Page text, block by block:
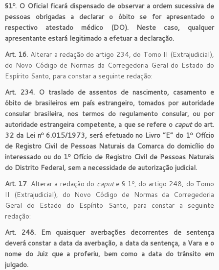
§1º. O Oficial ficará dispensado de observar a ordem sucessiva de
pessoas obrigadas a declarar o óbito se for apresentado o
respectivo atestado médico (DO). Neste caso, qualquer
apresentante estará legitimado a efetuar a declaração.
Art. 16. Alterar a redação do artigo 234, do Tomo II (Extrajudicial),
do Novo Código de Normas da Corregedoria Geral do Estado do
Espírito Santo, para constar a seguinte redação:
Art. 234. O traslado de assentos de nascimento, casamento e
óbito de brasileiros em país estrangeiro, tomados por autoridade
consular brasileira, nos termos do regulamento consular, ou por
autoridade estrangeira competente, a que se refere o caputdo art.
32 da Lei nº 6.015/1973, será efetuado no Livro “E” do 1º Ofício
de Registro Civil de Pessoas Naturais da Comarca do domicílio do
interessado ou do 1º Ofício de Registro Civil de Pessoas Naturais
do Distrito Federal, sem a necessidade de autorização judicial.
Art. 17. Alterar a redação do capute § 1º, do artigo 248, do Tomo
II (Extrajudicial), do Novo Código de Normas da Corregedoria
Geral do Estado do Espírito Santo, para constar a seguinte
redação:
Art. 248. Em quaisquer averbações decorrentes de sentença
deverá constar a data da averbação, a data da sentença, a Vara e o
nome do Juiz que a proferiu, bem como a data do trânsito em
julgado.